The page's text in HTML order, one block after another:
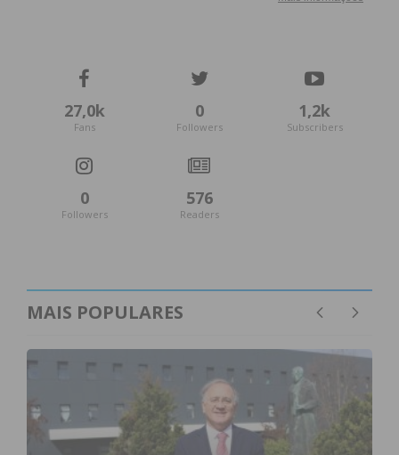
27,0k
Fans
0
Followers
1,2k
Subscribers
0
Followers
576
Readers
MAIS POPULARES